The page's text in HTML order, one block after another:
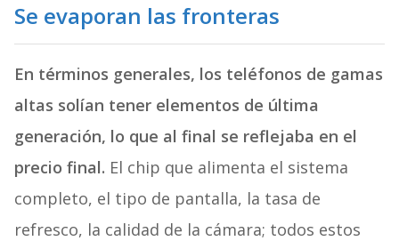
Se evaporan las fronteras
En términos generales, los teléfonos de gamas
altas solían tener elementos de última
generación, lo que al final se reflejaba en el
precio final. El chip que alimenta el sistema
completo, el tipo de pantalla, la tasa de
refresco, la calidad de la cámara; todos estos